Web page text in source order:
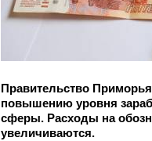
Правительство
повышению уровня
сферы. Расходы на
увеличиваются.